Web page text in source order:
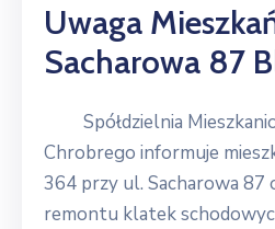
Uwaga
Sacharowa 87
Spółdzielnia
Chrobrego informuje
364 przy ul. Sacharowa 87
remontu klatek